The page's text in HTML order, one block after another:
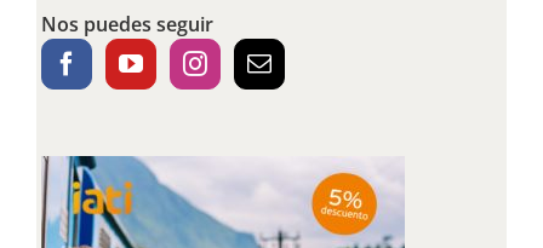
Nos puedes seguir